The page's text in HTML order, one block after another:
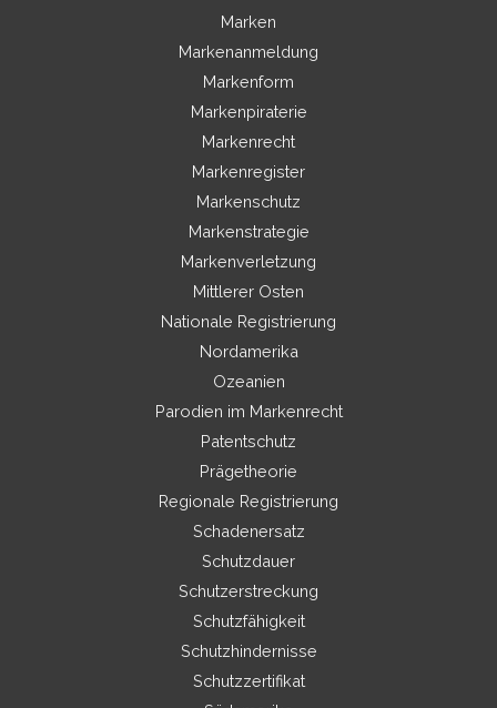
Marken
Markenanmeldung
Markenform
Markenpiraterie
Markenrecht
Markenregister
Markenschutz
Markenstrategie
Markenverletzung
Mittlerer Osten
Nationale Registrierung
Nordamerika
Ozeanien
Parodien im Markenrecht
Patentschutz
Prägetheorie
Regionale Registrierung
Schadenersatz
Schutzdauer
Schutzerstreckung
Schutzfähigkeit
Schutzhindernisse
Schutzzertifikat